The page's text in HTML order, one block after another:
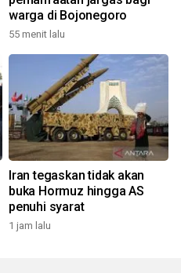
warga di Bojonegoro
55 menit lalu
Iran tegaskan tidak akan
buka Hormuz hingga AS
penuhi syarat
1 jam lalu